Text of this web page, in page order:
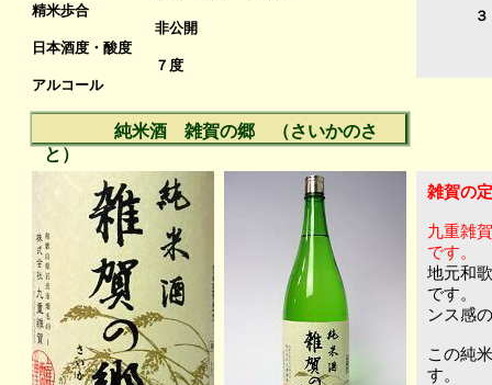
純米酒 雑賀の郷 （さいかのさ
と）
雑賀の
九重雑
です。
地元和
です。
ンス感
この純
す。
精米歩合
日本酒度・ 酸度
アルコール
非公開
７度
３